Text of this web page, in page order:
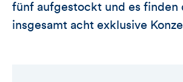
fünf aufgestockt und es finden
insgesamt acht exklusive